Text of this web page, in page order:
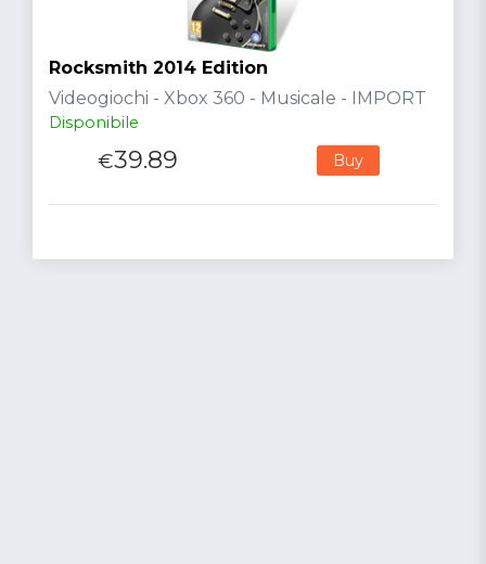
Rocksmith 2014 Edition
Videogiochi - Xbox 360 - Musicale - IMPORT
Disponibile
€39.89 Buy